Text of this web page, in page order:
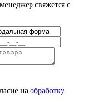
свяжется с
на обработку